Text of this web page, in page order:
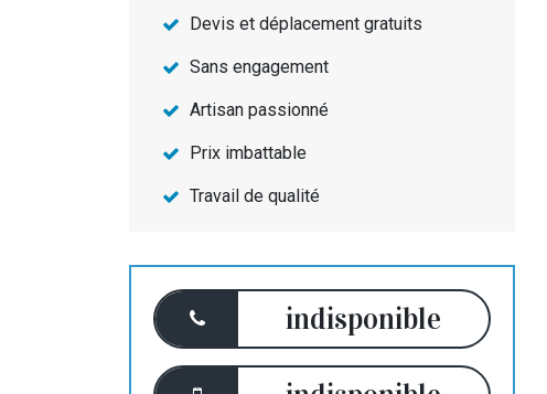
Devis et déplacement gratuits
Sans engagement
Artisan passionné
Prix imbattable
Travail de qualité
indisponible